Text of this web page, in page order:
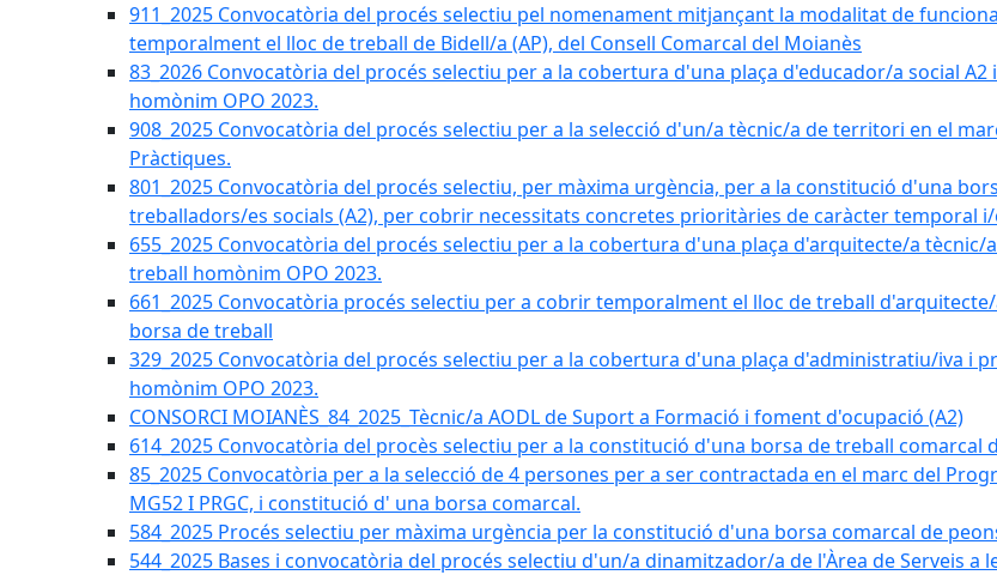
911_2025 Convocatòria del procés selectiu pel nomenament mitjançant la modalitat de
temporalment el lloc de treball de Bidell/a (AP), del Consell Comarcal del Moianès
83_2026 Convocatòria del procés selectiu per a la cobertura d'una plaça d'educador/a social
homònim OPO 2023.
908_2025 Convocatòria del procés selectiu per a la selecció d'un/a tècnic/a de territori en el
Pràctiques.
801_2025 Convocatòria del procés selectiu, per màxima urgència, per a la constitució d'una
treballadors/es socials (A2), per cobrir necessitats concretes prioritàries de caràcter temporal
655_2025 Convocatòria del procés selectiu per a la cobertura d'una plaça d'arquitecte/a
treball homònim OPO 2023.
661_2025 Convocatòria procés selectiu per a cobrir temporalment el lloc de treball
borsa de treball
329_2025 Convocatòria del procés selectiu per a la cobertura d'una plaça d'administratiu/iva i
homònim OPO 2023.
CONSORCI MOIANÈS_84_2025_Tècnic/a AODL de Suport a Formació i foment d'ocupació (A2)
614_2025 Convocatòria del procès selectiu per a la constitució d'una borsa de treball comarcal
85_2025 Convocatòria per a la selecció de 4 persones per a ser contractada en el marc del
MG52 I PRGC, i constitució d' una borsa comarcal.
584_2025 Procés selectiu per màxima urgència per la constitució d'una borsa comarcal de
544_2025 Bases i convocatòria del procés selectiu d'un/a dinamitzador/a de l'Àrea de Serveis a